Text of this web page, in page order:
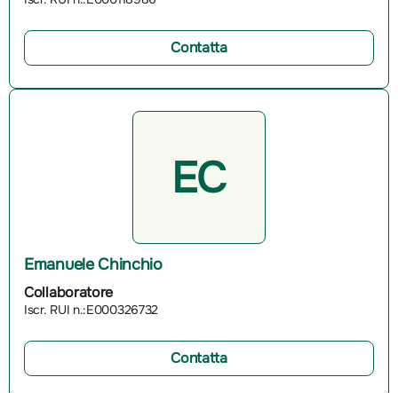
Contatta
EC
Emanuele Chinchio
Collaboratore
Iscr. RUI n.:E000326732
Contatta